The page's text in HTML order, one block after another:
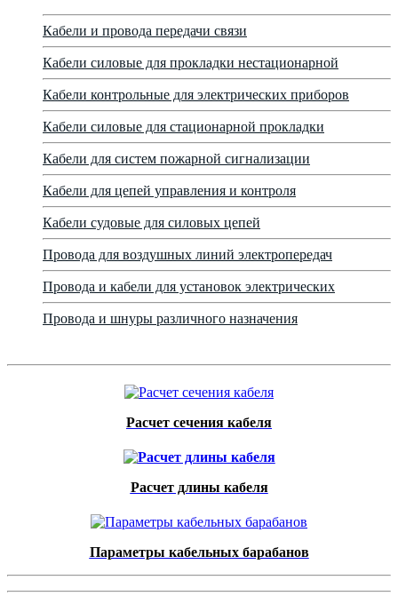
Кабели и провода передачи связи
Кабели силовые для прокладки нестационарной
Кабели контрольные для электрических приборов
Кабели силовые для стационарной прокладки
Кабели для систем пожарной сигнализации
Кабели для цепей управления и контроля
Кабели судовые для силовых цепей
Провода для воздушных линий электропередач
Провода и кабели для установок электрических
Провода и шнуры различного назначения
Расчет сечения кабеля
Расчет длины кабеля
Параметры кабельных барабанов